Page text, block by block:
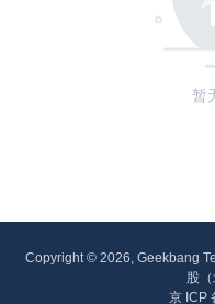
暂
Copyright © 2026, Geekbang
股
京 ICP